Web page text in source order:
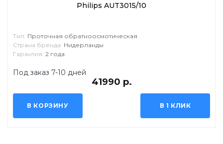
Philips AUT3015/10
Тип: Проточная обратноосмотическая
Страна бренда: Нидерланды
Гарантия: 2 года
Под заказ 7-10 дней
41990 р.
В КОРЗИНУ В 1 КЛИК